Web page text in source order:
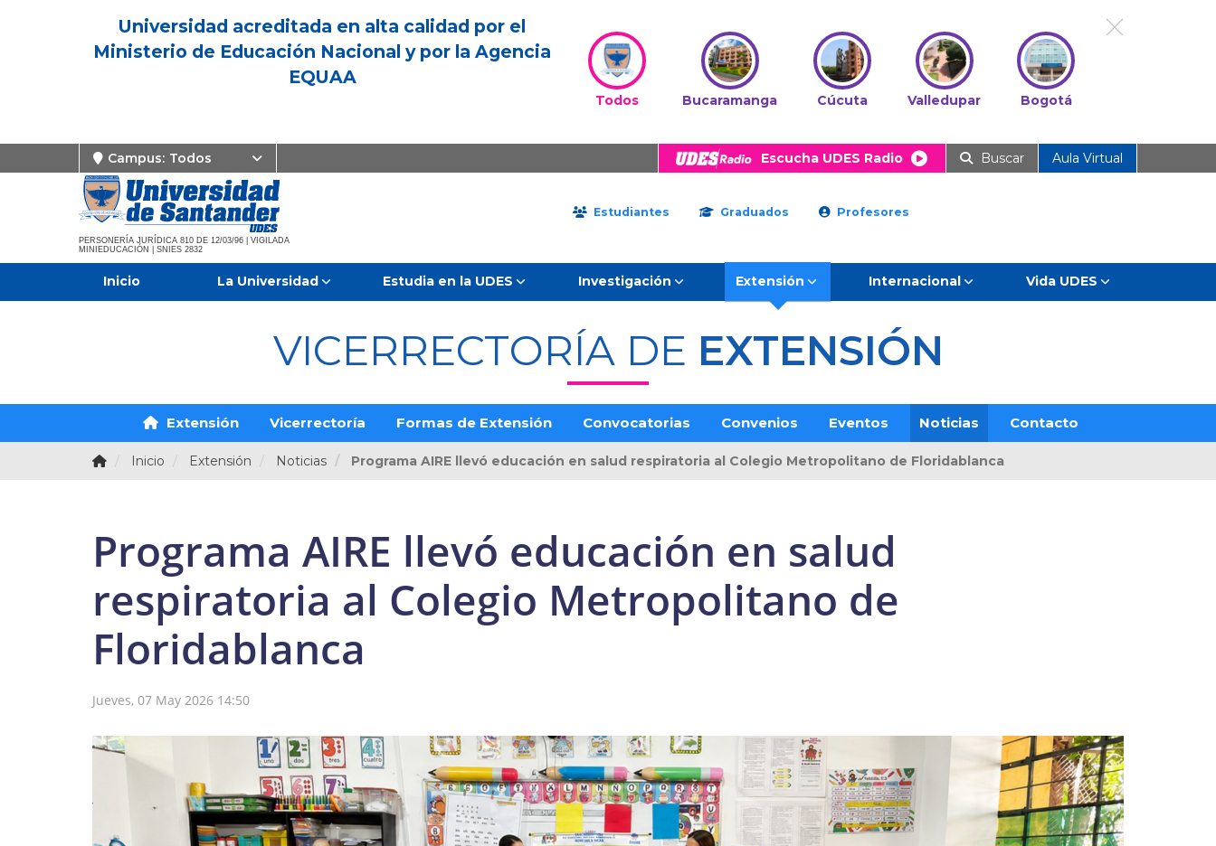
Universidad acreditada en alta calidad por el
Ministerio de Educación Nacional y por la Agencia
EQUAA
Todos Bucaramanga Cúcuta Valledupar Bogotá
Campus: Todos Escucha UDES Radio Buscar Aula Virtual
PERSONERÍA JURÍDICA 810 DE 12/03/96 | VIGILADA
MINIEDUCACIÓN | SNIES 2832
Estudiantes Graduados Profesores
Inicio La Universidad Estudia en la UDES Investigación Extensión Internacional Vida UDES
VICERRECTORÍA DE EXTENSIÓN
Extensión Vicerrectoría Formas de Extensión Convocatorias Convenios Eventos Noticias Contacto
Inicio Extensión Noticias Programa AIRE llevó educación en salud respiratoria al Colegio Metropolitano de Floridablanca
Programa AIRE llevó educación en salud
respiratoria al Colegio Metropolitano de
Floridablanca
Jueves, 07 May 2026 14:50